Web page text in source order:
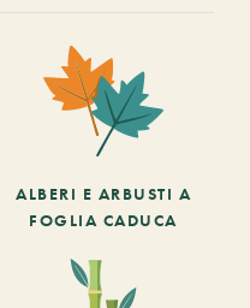
ALBERI E ARBUSTI A
FOGLIA CADUCA